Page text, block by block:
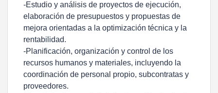
-Estudio y análisis de proyectos de ejecución,
elaboración de presupuestos y propuestas de
mejora orientadas a la optimización técnica y la
rentabilidad.
-Planificación, organización y control de los
recursos humanos y materiales, incluyendo la
coordinación de personal propio, subcontratas y
proveedores.